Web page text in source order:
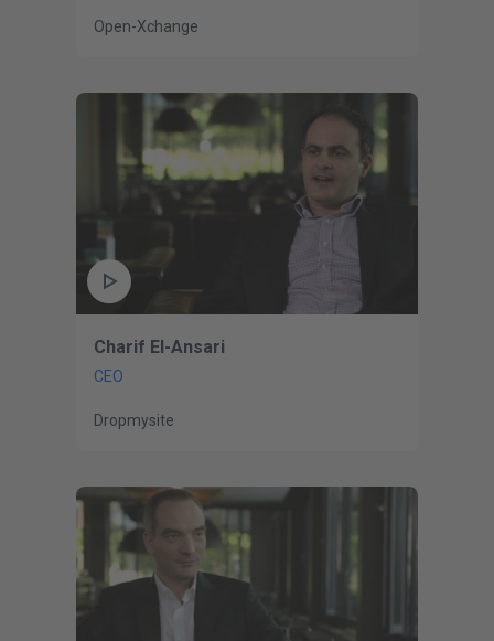
Open-Xchange
Charif El-Ansari
CEO
Dropmysite